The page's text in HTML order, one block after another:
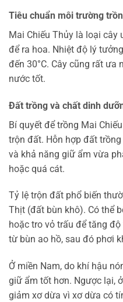
Tiêu chuẩn môi trường
Mai Chiếu Thủy là loại cây
để ra hoa. Nhiệt độ lý
đến 30°C. Cây cũng rất
nước tốt.
Đất trồng và chất dinh
Bí quyết để trồng Mai
trộn đất. Hỗn hợp đất
và khả năng giữ ẩm vừa
hoặc quá cát.
Tỷ lệ trộn đất phổ biến
Thịt (đất bùn khô). Có thể
hoặc tro vỏ trấu để tăng
từ bùn ao hồ, sau đó phơi
Ở miền Nam, do khí hậu
giữ ẩm tốt hơn. Ngược lại,
giảm xơ dừa vì xơ dừa có